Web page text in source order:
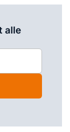
alle